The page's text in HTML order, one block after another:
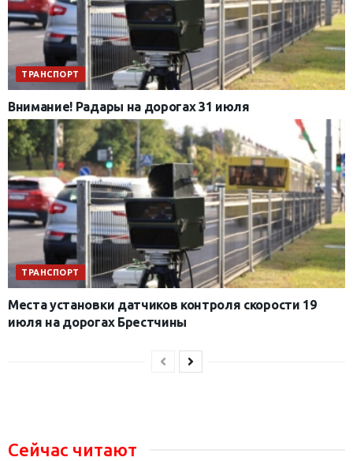
ТРАНСПОРТ
Внимание! Радары на дорогах 31 июля
ТРАНСПОРТ
Места установки датчиков контроля скорости 19
июля на дорогах Брестчины
Сейчас читают